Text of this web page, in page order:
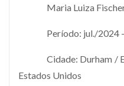
⁠Maria Luiza
Período: jul./2024
Cidade: Durham /
Estados Unidos